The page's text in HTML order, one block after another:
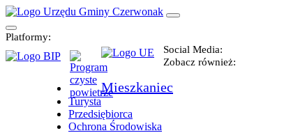
Platformy:
Social Media:
Zobacz również:
Mieszkaniec
Turysta
Przedsiębiorca
Ochrona Środowiska